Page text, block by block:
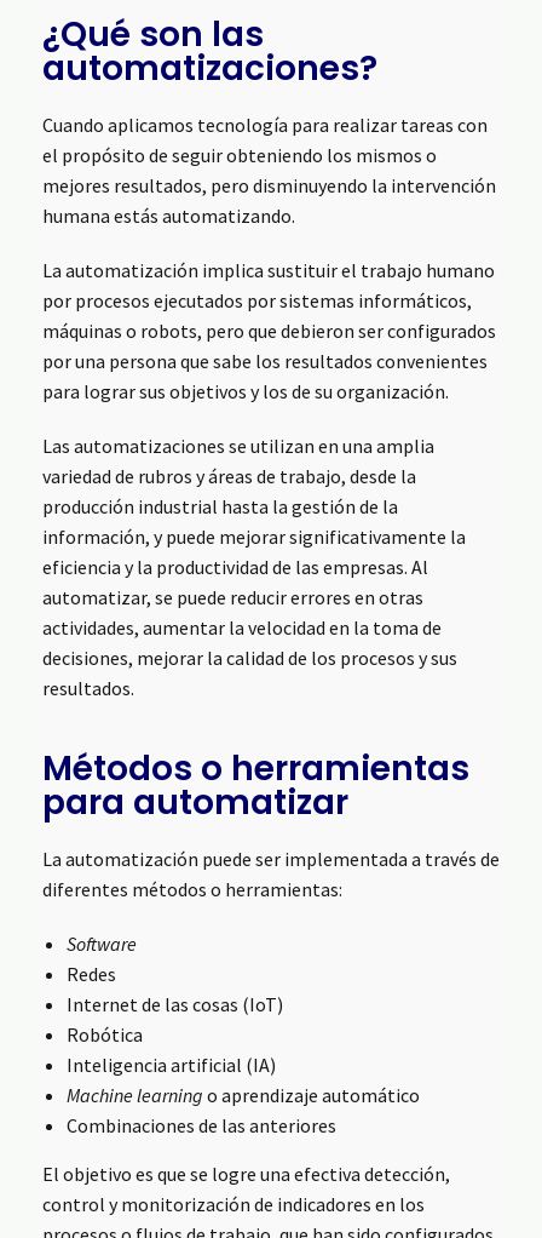
¿Qué son las
automatizaciones?
Cuando aplicamos tecnología para realizar tareas con
el propósito de seguir obteniendo los mismos o
mejores resultados, pero disminuyendo la intervención
humana estás automatizando.
La automatización implica sustituir el trabajo humano
por procesos ejecutados por sistemas informáticos,
máquinas o robots, pero que debieron ser configurados
por una persona que sabe los resultados convenientes
para lograr sus objetivos y los de su organización.
Las automatizaciones se utilizan en una amplia
variedad de rubros y áreas de trabajo, desde la
producción industrial hasta la gestión de la
información, y puede mejorar significativamente la
eficiencia y la productividad de las empresas. Al
automatizar, se puede reducir errores en otras
actividades, aumentar la velocidad en la toma de
decisiones, mejorar la calidad de los procesos y sus
resultados.
Métodos o herramientas
para automatizar
La automatización puede ser implementada a través de
diferentes métodos o herramientas:
Software
Redes
Internet de las cosas (IoT)
Robótica
Inteligencia artificial (IA)
Machine learning o aprendizaje automático
Combinaciones de las anteriores
El objetivo es que se logre una efectiva detección,
control y monitorización de indicadores en los